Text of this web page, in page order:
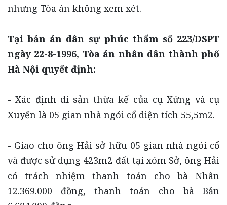
nhưng Tòa án không xem xét.
Tại bản án dân sự phúc thẩm số 223/DSPT
ngày 22-8-1996, Tòa án nhân dân thành phố
Hà Nội quyết định:
- Xác định di sản thừa kế của cụ Xứng và cụ
Xuyến là 05 gian nhà ngói cổ diện tích 55,5m2.
- Giao cho ông Hải sở hữu 05 gian nhà ngói cổ
và được sử dụng 423m2 đất tại xóm Sở, ông Hải
có trách nhiệm thanh toán cho bà Nhân
12.369.000 đồng, thanh toán cho bà Bản